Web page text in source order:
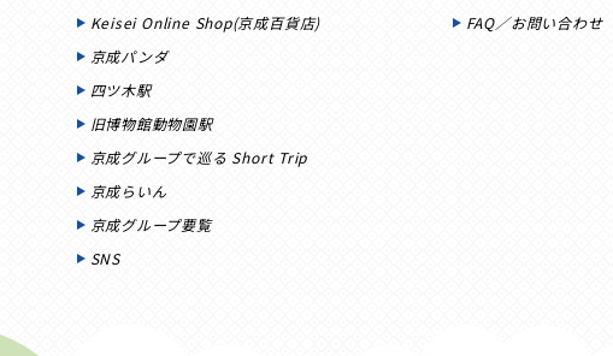
Keisei Online Shop(京成百貨店)
京成パンダ
四ツ木駅
旧博物館動物園駅
京成グループで巡る Short Trip
京成らいん
京成グループ要覧
SNS
FAQ／お問い合わせ